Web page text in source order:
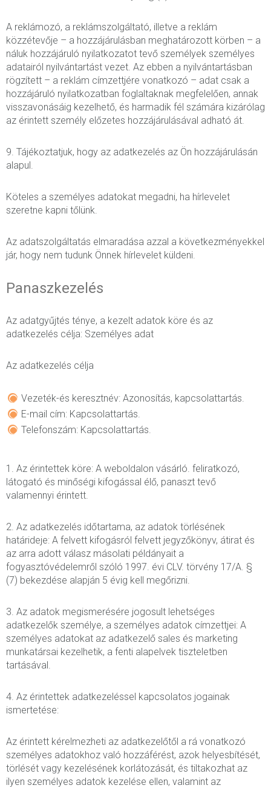
A reklámozó, a reklámszolgáltató, illetve a reklám
közzétevője – a hozzájárulásban meghatározott körben – a
náluk hozzájáruló nyilatkozatot tevő személyek személyes
adatairól nyilvántartást vezet. Az ebben a nyilvántartásban
rögzített – a reklám címzettjére vonatkozó – adat csak a
hozzájáruló nyilatkozatban foglaltaknak megfelelően, annak
visszavonásáig kezelhető, és harmadik fél számára kizárólag
az érintett személy előzetes hozzájárulásával adható át.
9. Tájékoztatjuk, hogy az adatkezelés az Ön hozzájárulásán
alapul.
Köteles a személyes adatokat megadni, ha hírlevelet
szeretne kapni tőlünk.
Az adatszolgáltatás elmaradása azzal a következményekkel
jár, hogy nem tudunk Önnek hírlevelet küldeni.
Panaszkezelés
Az adatgyűjtés ténye, a kezelt adatok köre és az
adatkezelés célja: Személyes adat
Az adatkezelés célja
Vezeték-és keresztnév: Azonosítás, kapcsolattartás.
E-mail cím: Kapcsolattartás.
Telefonszám: Kapcsolattartás.
1. Az érintettek köre: A weboldalon vásárló. feliratkozó,
látogató és minőségi kifogással élő, panaszt tevő
valamennyi érintett.
2. Az adatkezelés időtartama, az adatok törlésének
határideje: A felvett kifogásról felvett jegyzőkönyv, átirat és
az arra adott válasz másolati példányait a
fogyasztóvédelemről szóló 1997. évi CLV. törvény 17/A. §
(7) bekezdése alapján 5 évig kell megőrizni.
3. Az adatok megismerésére jogosult lehetséges
adatkezelők személye, a személyes adatok címzettjei: A
személyes adatokat az adatkezelő sales és marketing
munkatársai kezelhetik, a fenti alapelvek tiszteletben
tartásával.
4. Az érintettek adatkezeléssel kapcsolatos jogainak
ismertetése:
Az érintett kérelmezheti az adatkezelőtől a rá vonatkozó
személyes adatokhoz való hozzáférést, azok helyesbítését,
törlését vagy kezelésének korlátozását, és tiltakozhat az
ilyen személyes adatok kezelése ellen, valamint az